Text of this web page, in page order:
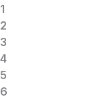
1
2
3
4
5
6